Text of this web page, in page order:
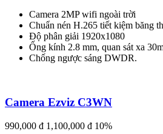
Camera 2MP wifi ngoài trời
Chuẩn nén H.265 tiết kiệm băng
Độ phân giải 1920x1080
Ống kính 2.8 mm, quan sát xa
Chống ngược sáng DWDR.
Camera Ezviz C3WN
990,000 đ 1,100,000 đ 10%